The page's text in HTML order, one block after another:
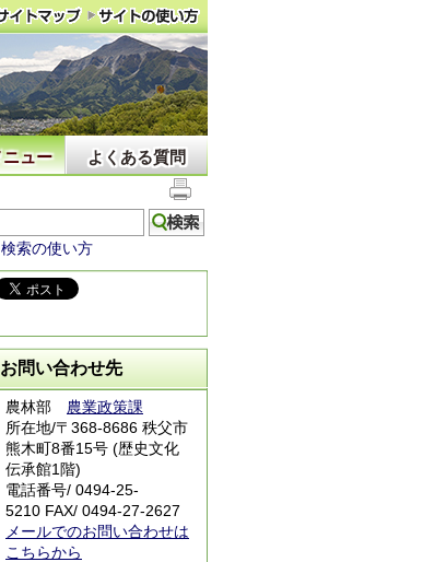
ュー よくある質問
検索の使い方
お問い合わせ先
農林部 農業政策課
所在地/〒368-8686 秩父市
熊木町8番15号 (歴史文化
伝承館1階)
電話番号/ 0494-25-
5210 FAX/ 0494-27-2627
メールでのお問い合わせは
こちらから